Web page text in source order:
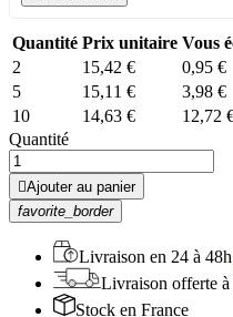
Quantité Prix unitaire Vous
2
15,42 € 0,95 €
5
15,11 € 3,98 €
10
14,63 € 12,72
Quantité
Ajouter au panier
favorite_border
Livraison en 24 à 48h
Livraison offerte
Stock en France